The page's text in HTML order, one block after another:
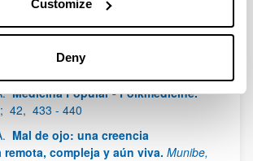
Customize
Deny
Análisis medicina popular Vasca
Mal de Ojo - Begizkoa
Medicina Popular - Folkmedicine.
42, 433 - 440
Mal de ojo: una creencia
compleja y aún viva. Munibe,